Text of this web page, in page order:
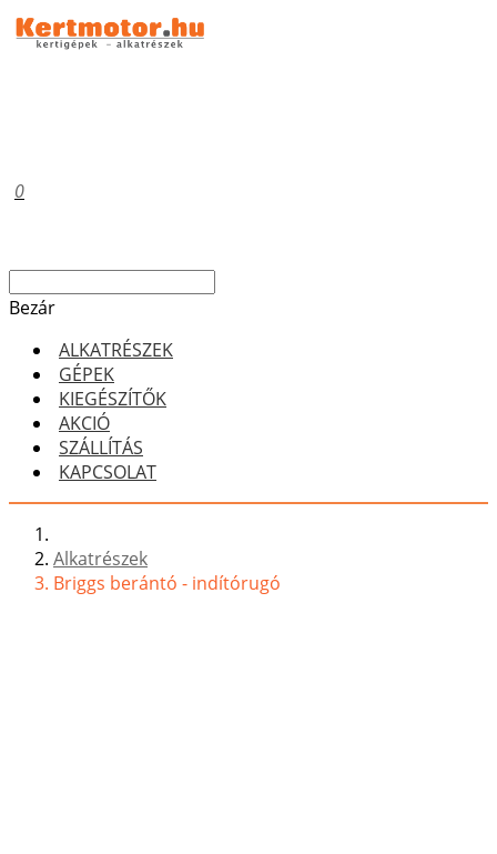
0
Bezár
ALKATRÉSZEK
GÉPEK
KIEGÉSZÍTŐK
AKCIÓ
SZÁLLÍTÁS
KAPCSOLAT
Alkatrészek
Briggs berántó - indítórugó